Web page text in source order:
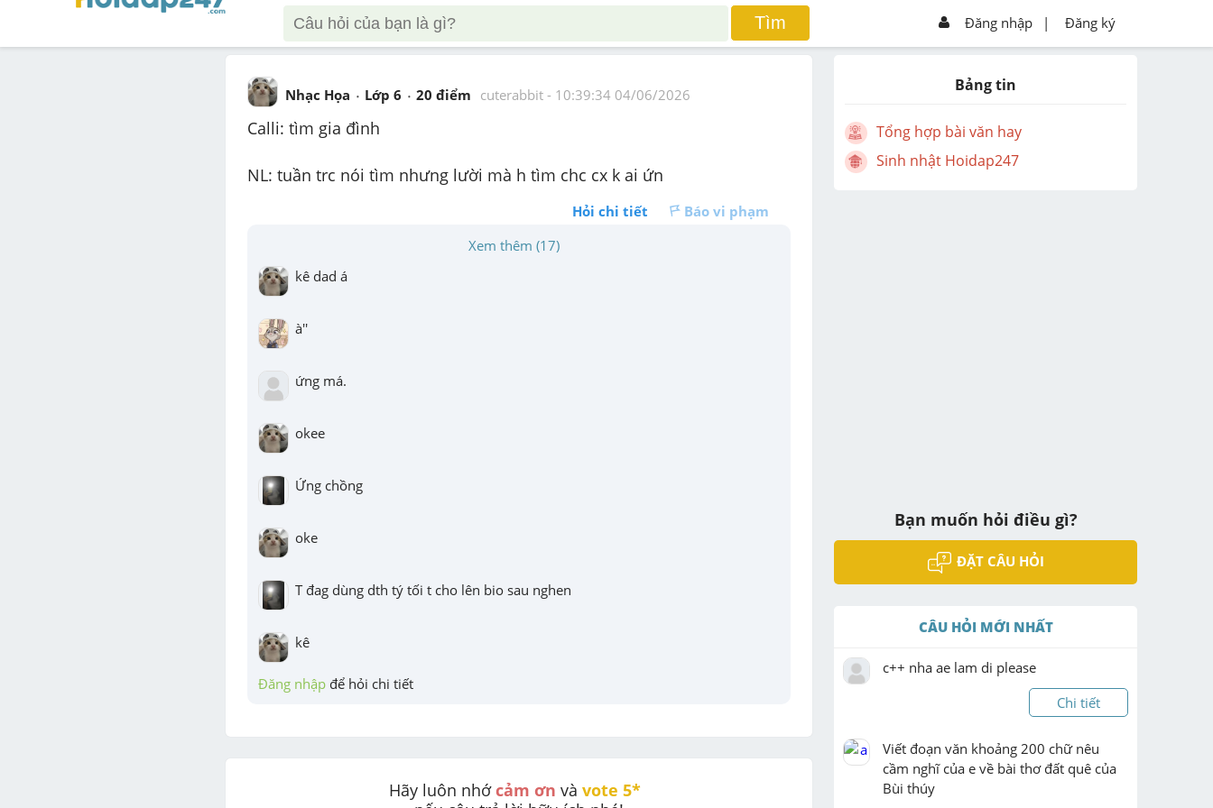
Tìm Đăng nhập | Đăng ký
Nhạc Họa Lớp 6 20 điểm cuterabbit - 10:39:34 04/06/2026
Calli: tìm gia đình
NL: tuần trc nói tìm nhưng lười mà h tìm chc cx k ai ứn
Hỏi chi tiết
Báo vi phạm
Xem thêm (17)
kê dad á
à''
ứng má.
okee
Ứng chồng
oke
T đag dùng dth tý tối t cho lên bio sau nghen
kê
Đăng nhập để hỏi chi tiết
Hãy luôn nhớ cảm ơn và vote 5*
Bảng tin
Tổng hợp bài văn hay
Sinh nhật Hoidap247
Bạn muốn hỏi điều gì?
ĐẶT CÂU HỎI
CÂU HỎI MỚI NHẤT
c++ nha ae lam di please
Chi tiết
Viết đoạn văn khoảng 200 chữ nêu
cầm nghĩ của e về bài thơ đất quê của
Bùi thúy